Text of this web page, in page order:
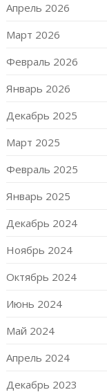
Апрель 2026
Март 2026
Февраль 2026
Январь 2026
Декабрь 2025
Март 2025
Февраль 2025
Январь 2025
Декабрь 2024
Ноябрь 2024
Октябрь 2024
Июнь 2024
Май 2024
Апрель 2024
Декабрь 2023